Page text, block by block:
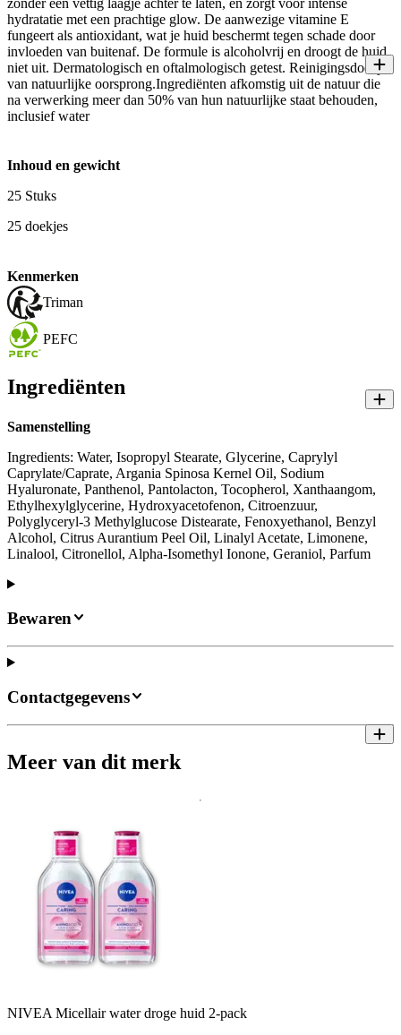
zonder een vettig laagje achter te laten, en zorgt voor intense
hydratatie met een prachtige glow. De aanwezige vitamine E
fungeert als antioxidant, wat je huid beschermt tegen schade door
invloeden van buitenaf. De formule is alcoholvrij en droogt de huid
niet uit. Dermatologisch en oftalmologisch getest. Reinigingsdoekjes
van natuurlijke oorsprong.Ingrediënten afkomstig uit de natuur die
na verwerking meer dan 50% van hun natuurlijke staat behouden,
inclusief water
Inhoud en gewicht
25 Stuks
25 doekjes
Kenmerken
Triman
PEFC
Ingrediënten
Samenstelling
Ingredients: Water, Isopropyl Stearate, Glycerine, Caprylyl
Caprylate/Caprate, Argania Spinosa Kernel Oil, Sodium
Hyaluronate, Panthenol, Pantolacton, Tocopherol, Xanthaangom,
Ethylhexylglycerine, Hydroxyacetofenon, Citroenzuur,
Polyglyceryl-3 Methylglucose Distearate, Fenoxyethanol, Benzyl
Alcohol, Citrus Aurantium Peel Oil, Linalyl Acetate, Limonene,
Linalool, Citronellol, Alpha-Isomethyl Ionone, Geraniol, Parfum
Bewaren
Contactgegevens
Meer van dit merk
NIVEA Micellair water droge huid 2-pack